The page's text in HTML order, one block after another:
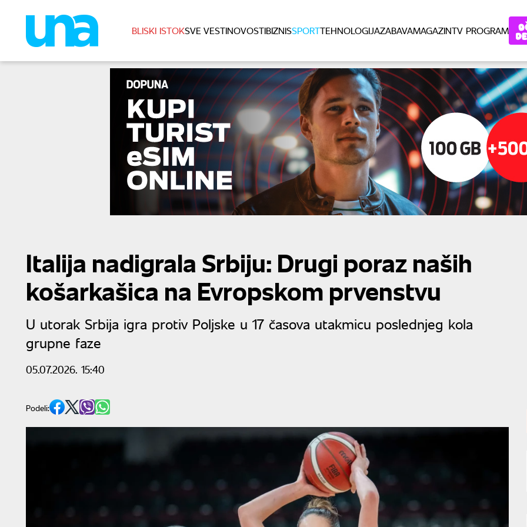
BLISKI ISTOKSVE VESTINOVOSTIBIZNISSPORTTEHNOLOGIJAZABAVAMAGAZINTV PROGRAM
Italija nadigrala Srbiju: Drugi poraz naših
košarkašica na Evropskom prvenstvu
U utorak Srbija igra protiv Poljske u 17 časova utakmicu poslednjeg kola
grupne faze
05.07.2026. 15:40
Podeli: